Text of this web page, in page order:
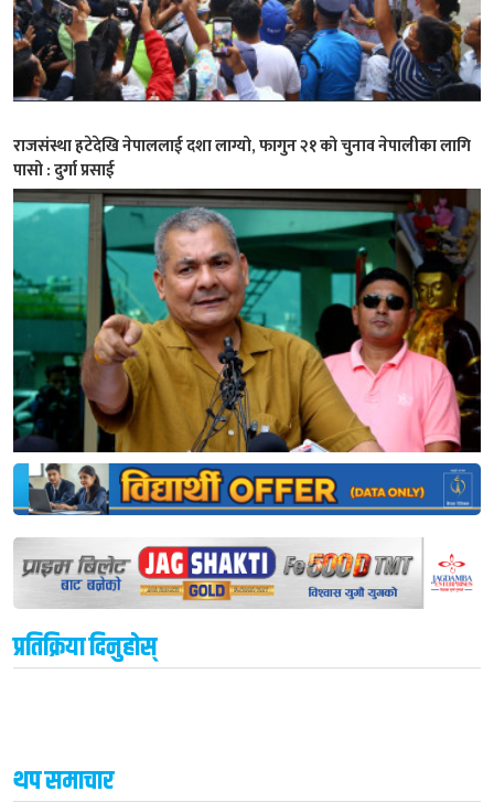
राजसंस्था हटेदेखि नेपाललाई दशा लाग्यो, फागुन २१ को चुनाव नेपालीका लागि
पासो : दुर्गा प्रसाई
प्रतिक्रिया दिनुहोस्
थप समाचार